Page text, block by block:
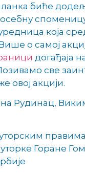
биће
која
о самој
догађаја
све
овој акцији.
Рудинац,
Горане